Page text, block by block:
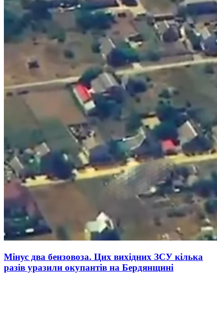
Мінус два бензовоза. Цих вихідних ЗСУ кілька
разів уразили окупантів на Бердянщині